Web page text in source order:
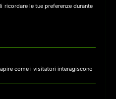
ricordare le tue preferenze durante
come i visitatori interagiscono